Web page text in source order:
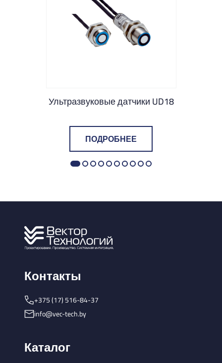
Ультразвуковые датчики UD18
ПОДРОБНЕЕ
Контакты
+375 (17) 516-84-37
info@vec-tech.by
Каталог